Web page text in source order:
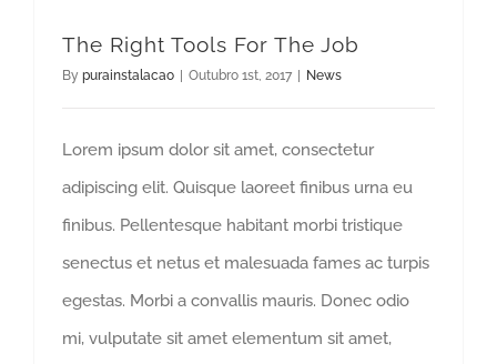
The Right Tools For The Job
By purainstalacao Outubro 1st, 2017 News
Lorem ipsum dolor sit amet, consectetur
adipiscing elit. Quisque laoreet finibus urna eu
finibus. Pellentesque habitant morbi tristique
senectus et netus et malesuada fames ac turpis
egestas. Morbi a convallis mauris. Donec odio
mi, vulputate sit amet elementum sit amet,